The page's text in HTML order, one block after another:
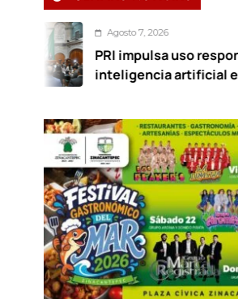
Agosto 7, 2026
PRI impulsa uso responsable de
inteligencia artificial en escuelas